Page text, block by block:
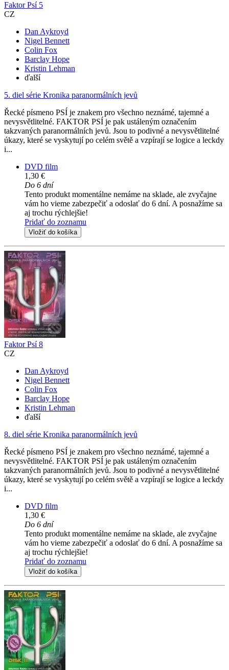
Faktor Psí 5
CZ
Dan Aykroyd
Nigel Bennett
Colin Fox
Barclay Hope
Kristin Lehman
ďalší
5. diel série Kronika paranormálních jevů
Řecké písmeno PSÍ je znakem pro všechno neznámé, tajemné a
nevysvětlitelné. FAKTOR PSÍ je pak ustáleným označením
takzvaných paranormálních jevů. Jsou to podivné a nevysvětlitelné
úkazy, které se vyskytují po celém světě a vzpírají se logice a leckdy
i...
DVD film
1,30 €
Do 6 dní
Tento produkt momentálne nemáme na sklade, ale zvyčajne
vám ho vieme zabezpečiť a odoslať do 6 dní. A posnažíme sa
aj trochu rýchlejšie!
Pridať do zoznamu
Vložiť do košíka
Faktor Psí 8
CZ
Dan Aykroyd
Nigel Bennett
Colin Fox
Barclay Hope
Kristin Lehman
ďalší
8. diel série Kronika paranormálních jevů
Řecké písmeno PSÍ je znakem pro všechno neznámé, tajemné a
nevysvětlitelné. FAKTOR PSÍ je pak ustáleným označením
takzvaných paranormálních jevů. Jsou to podivné a nevysvětlitelné
úkazy, které se vyskytují po celém světě a vzpírají se logice a leckdy
i...
DVD film
1,30 €
Do 6 dní
Tento produkt momentálne nemáme na sklade, ale zvyčajne
vám ho vieme zabezpečiť a odoslať do 6 dní. A posnažíme sa
aj trochu rýchlejšie!
Pridať do zoznamu
Vložiť do košíka